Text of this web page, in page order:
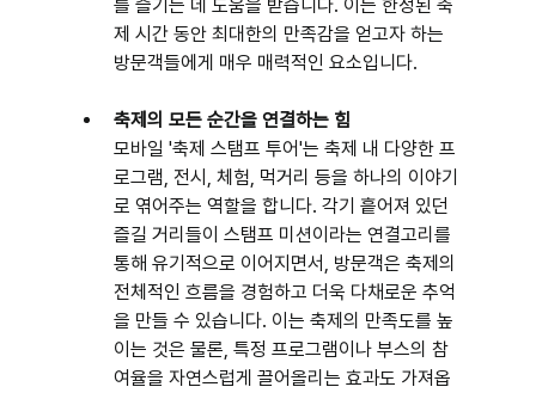
를 즐기는 데 도움을 받습니다. 이는 한정된 축
제 시간 동안 최대한의 만족감을 얻고자 하는
방문객들에게 매우 매력적인 요소입니다.
축제의 모든 순간을 연결하는 힘
모바일 '축제 스탬프 투어'는 축제 내 다양한 프
로그램, 전시, 체험, 먹거리 등을 하나의 이야기
로 엮어주는 역할을 합니다. 각기 흩어져 있던
즐길 거리들이 스탬프 미션이라는 연결고리를
통해 유기적으로 이어지면서, 방문객은 축제의
전체적인 흐름을 경험하고 더욱 다채로운 추억
을 만들 수 있습니다. 이는 축제의 만족도를 높
이는 것은 물론, 특정 프로그램이나 부스의 참
여율을 자연스럽게 끌어올리는 효과도 가져옵